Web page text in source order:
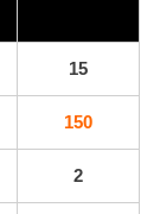
15
150
2